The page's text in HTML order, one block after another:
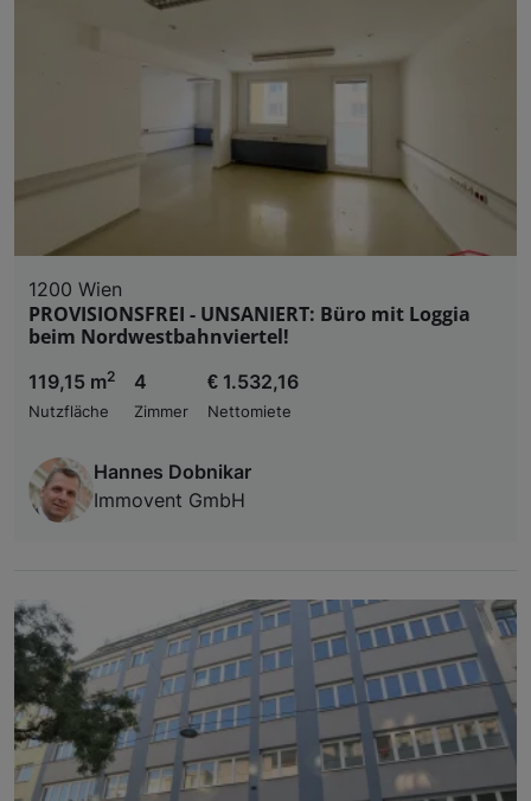
1200 Wien
PROVISIONSFREI - UNSANIERT: Büro mit Loggia
beim Nordwestbahnviertel!
119,15 m2
Nutzfläche
4
Zimmer
€ 1.532,16
Nettomiete
Hannes Dobnikar
Immovent GmbH